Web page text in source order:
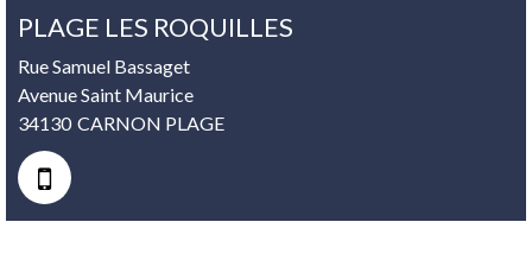
PLAGE LES ROQUILLES
Rue Samuel Bassaget
Avenue Saint Maurice
34130 CARNON PLAGE